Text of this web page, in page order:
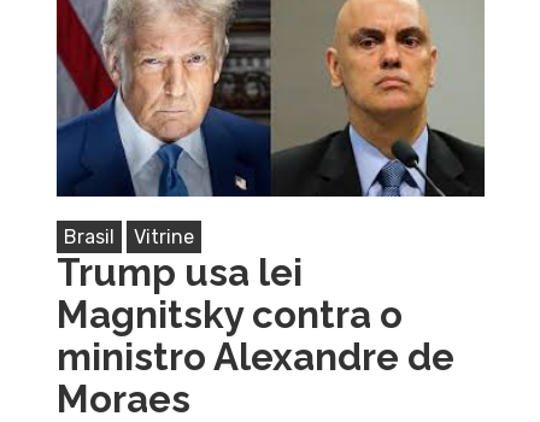
Brasil Vitrine
Trump usa lei
Magnitsky contra o
ministro Alexandre de
Moraes